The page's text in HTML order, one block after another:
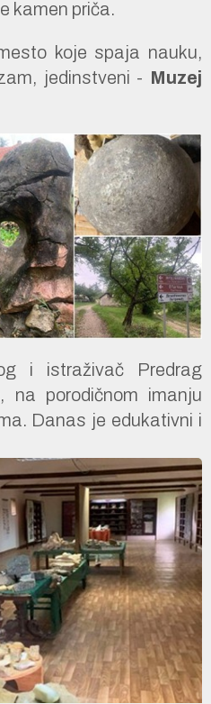
kamen priča.
koje spaja nauku,
jedinstveni - Muzej
i istraživač Predrag
na porodičnom imanju
Danas je edukativni i